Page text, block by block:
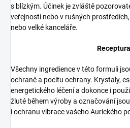
s blízkým. Účinek je zvláště
veřejností nebo v rušných
nebo velké kanceláře.
Receptura
Všechny ingredience v této formuli
ochraně a pocitu ochrany. Krystaly,
energetického léčení a dokonce i
žluté během výroby a označování
i ochranu vibrace vašeho Aurického